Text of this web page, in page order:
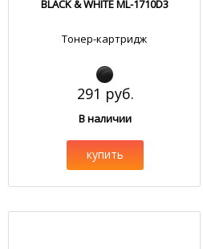
BLACK & WHITE ML-1710D3
Тонер-картридж
291 руб.
В наличии
купить